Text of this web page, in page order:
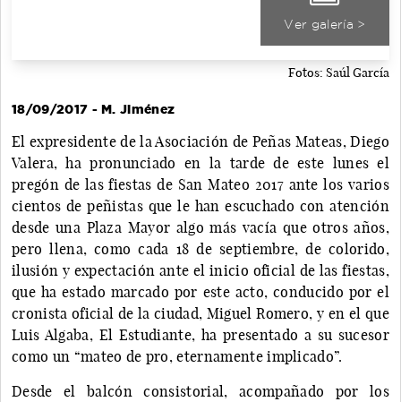
Ver galería >
Fotos: Saúl García
18/09/2017 - M. Jiménez
El expresidente de la Asociación de Peñas Mateas, Diego
Valera, ha pronunciado en la tarde de este lunes el
pregón de las fiestas de San Mateo 2017 ante los varios
cientos de peñistas que le han escuchado con atención
desde una Plaza Mayor algo más vacía que otros años,
pero llena, como cada 18 de septiembre, de colorido,
ilusión y expectación ante el inicio oficial de las fiestas,
que ha estado marcado por este acto, conducido por el
cronista oficial de la ciudad, Miguel Romero, y en el que
Luis Algaba, El Estudiante, ha presentado a su sucesor
como un “mateo de pro, eternamente implicado”.
Desde el balcón consistorial, acompañado por los